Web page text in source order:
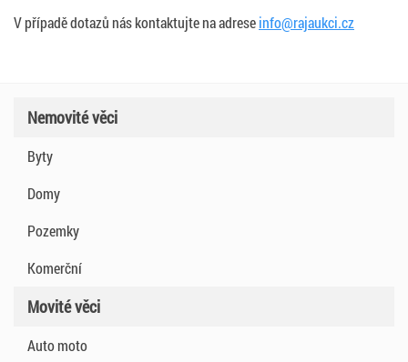
V případě dotazů nás kontaktujte na adreseinfo@rajaukci.cz
Nemovité věci
Byty
Domy
Pozemky
Komerční
Movité věci
Auto moto